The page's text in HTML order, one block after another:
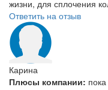
жизни, для сплочения
Ответить на отзыв
Карина
Плюсы компании: